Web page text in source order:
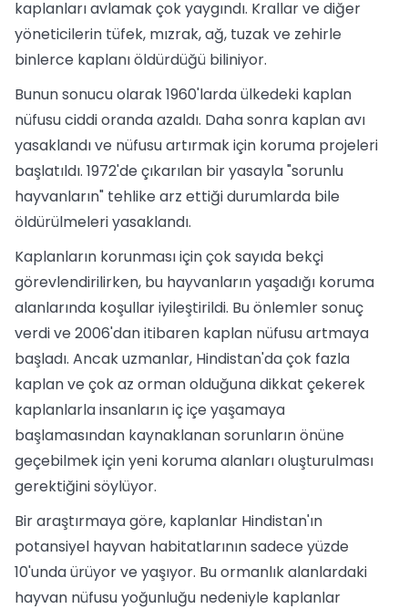
kaplanları avlamak çok yaygındı. Krallar ve diğer
yöneticilerin tüfek, mızrak, ağ, tuzak ve zehirle
binlerce kaplanı öldürdüğü biliniyor.
Bunun sonucu olarak 1960'larda ülkedeki kaplan
nüfusu ciddi oranda azaldı. Daha sonra kaplan avı
yasaklandı ve nüfusu artırmak için koruma projeleri
başlatıldı. 1972'de çıkarılan bir yasayla "sorunlu
hayvanların" tehlike arz ettiği durumlarda bile
öldürülmeleri yasaklandı.
Kaplanların korunması için çok sayıda bekçi
görevlendirilirken, bu hayvanların yaşadığı koruma
alanlarında koşullar iyileştirildi. Bu önlemler sonuç
verdi ve 2006'dan itibaren kaplan nüfusu artmaya
başladı. Ancak uzmanlar, Hindistan'da çok fazla
kaplan ve çok az orman olduğuna dikkat çekerek
kaplanlarla insanların iç içe yaşamaya
başlamasından kaynaklanan sorunların önüne
geçebilmek için yeni koruma alanları oluşturulması
gerektiğini söylüyor.
Bir araştırmaya göre, kaplanlar Hindistan'ın
potansiyel hayvan habitatlarının sadece yüzde
10'unda ürüyor ve yaşıyor. Bu ormanlık alanlardaki
hayvan nüfusu yoğunluğu nedeniyle kaplanlar